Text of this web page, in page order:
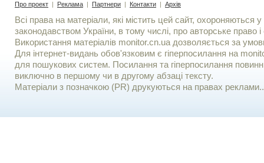
Про проект | Реклама | Партнери | Контакти | Архів
Всі права на матеріали, які містить цей сайт, охороняються у
законодавством України, в тому числі, про авторське право і
Використання матерiалiв monitor.cn.ua дозволяється за
Для iнтернет-видань обов'язковим є гiперпосилання на
для пошукових систем. Посилання та гіперпосилання
виключно в першому чи в другому абзаці тексту.
Матеріали з позначкою (PR) друкуються на правах реклами..